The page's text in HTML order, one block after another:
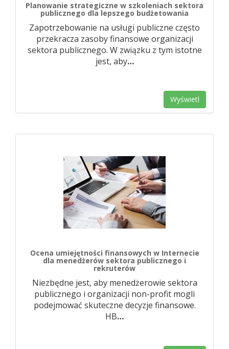
Planowanie strategiczne w szkoleniach sektora
publicznego dla lepszego budżetowania
Zapotrzebowanie na usługi publiczne często
przekracza zasoby finansowe organizacji
sektora publicznego. W związku z tym istotne
jest, aby…
Wyświetl
Ocena umiejętności finansowych w Internecie
dla menedżerów sektora publicznego i
rekruterów
Niezbędne jest, aby menedżerowie sektora
publicznego i organizacji non-profit mogli
podejmować skuteczne decyzje finansowe.
HB…